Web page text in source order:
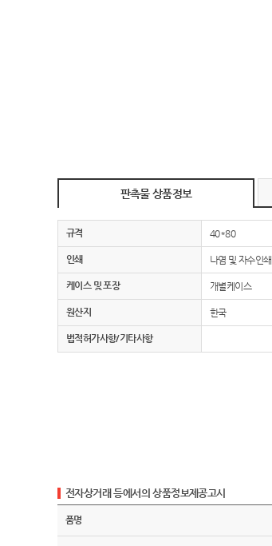
판촉물 상품정보
규격 40*80
인쇄 나염 및 자수인쇄
케이스 및 포장 개별케이스
원산지 한국
법적허가사항/기타사항
전자상거래 등에서의 상품정보제공고시
품명